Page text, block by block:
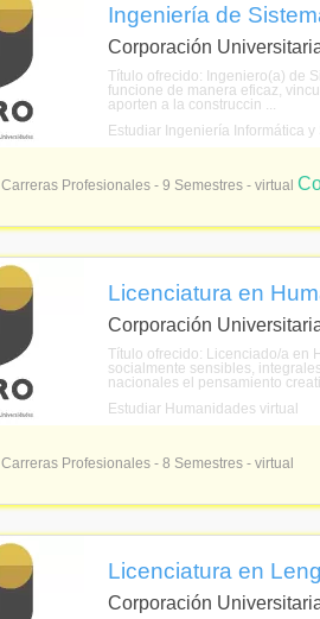
Ingeniería de
Corporación
Título ofrecido: Ingeniero(a) de
funcione de manera eficaz,
aporten a la construccin ...
Estudiar Ingeniería Informática y
Carreras Profesionales - 9 Semestres - virtual
Licenciatura en
Corporación
Título ofrecido: Licenciado/a en
socialmente sensibles,
nacionales el pensamiento
Estudiar Humanidades virtual
Carreras Profesionales - 8 Semestres - virtual
Licenciatura en
Corporación